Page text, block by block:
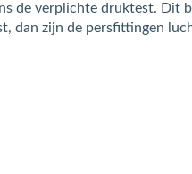
de verplichte druktest.
dan zijn de persfittingen